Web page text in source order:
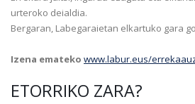
urteroko deialdia.
Bergaran, Labegaraietan elkartuko gara
Izena emateko www.labur.eus/
ETORRIKO ZARA?